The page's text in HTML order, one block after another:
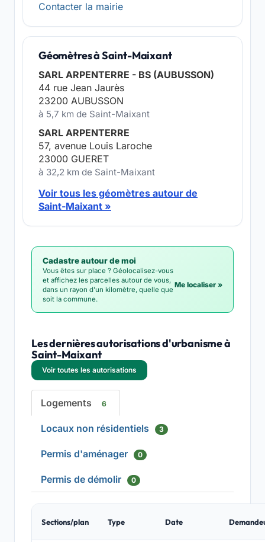
Contacter la mairie
Géomètres à Saint-Maixant
SARL ARPENTERRE - BS (AUBUSSON)
44 rue Jean Jaurès
23200 AUBUSSON
à 5,7 km de Saint-Maixant
SARL ARPENTERRE
57, avenue Louis Laroche
23000 GUERET
à 32,2 km de Saint-Maixant
Voir tous les géomètres autour de
Saint-Maixant »
Cadastre autour de moi
Vous êtes sur place ? Géolocalisez-vous
et affichez les parcelles autour de vous,
dans un rayon d'un kilomètre, quelle que
soit la commune.
Me localiser »
Les dernières autorisations d'urbanisme à
Saint-Maixant
Voir toutes les autorisations
Logements 6
Locaux non résidentiels 3
Permis d'aménager 0
Permis de démolir 0
Sections/plan Type Date